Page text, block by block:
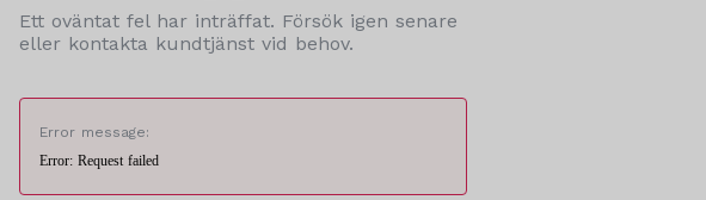
Ett oväntat fel har inträffat. Försök igen senare
eller kontakta kundtjänst vid behov.
Error message:
Error: Request failed